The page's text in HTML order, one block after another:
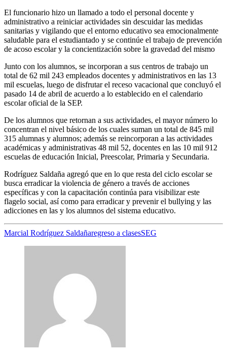
El funcionario hizo un llamado a todo el personal docente y
administrativo a reiniciar actividades sin descuidar las medidas
sanitarias y vigilando que el entorno educativo sea emocionalmente
saludable para el estudiantado y se continúe el trabajo de prevención
de acoso escolar y la concientización sobre la gravedad del mismo
Junto con los alumnos, se incorporan a sus centros de trabajo un
total de 62 mil 243 empleados docentes y administrativos en las 13
mil escuelas, luego de disfrutar el receso vacacional que concluyó el
pasado 14 de abril de acuerdo a lo establecido en el calendario
escolar oficial de la SEP.
De los alumnos que retornan a sus actividades, el mayor número lo
concentran el nivel básico de los cuales suman un total de 845 mil
315 alumnas y alumnos; además se reincorporan a las actividades
académicas y administrativas 48 mil 52, docentes en las 10 mil 912
escuelas de educación Inicial, Preescolar, Primaria y Secundaria.
Rodríguez Saldaña agregó que en lo que resta del ciclo escolar se
busca erradicar la violencia de género a través de acciones
específicas y con la capacitación continúa para visibilizar este
flagelo social, así como para erradicar y prevenir el bullying y las
adicciones en las y los alumnos del sistema educativo.
Marcial Rodríguez Saldañaregreso a clasesSEG